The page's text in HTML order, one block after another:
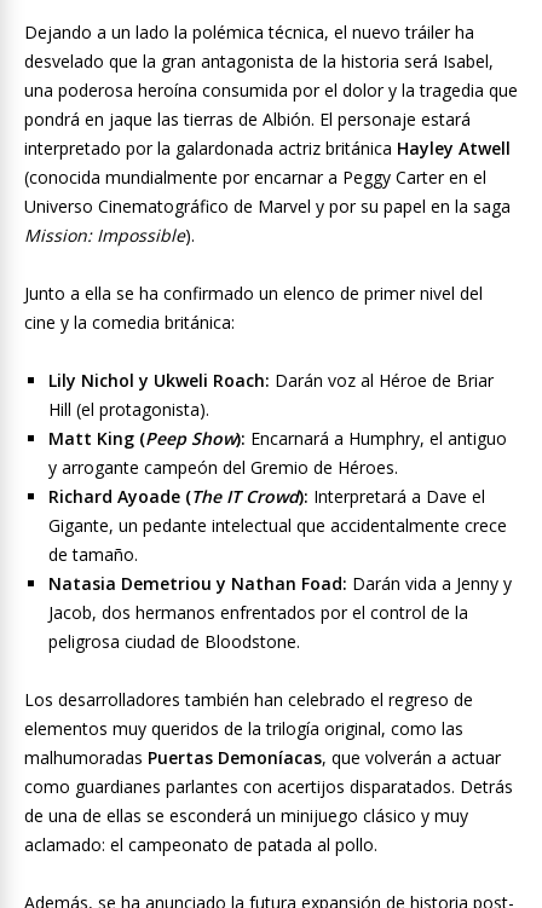
Dejando a un lado la polémica técnica, el nuevo tráiler ha
desvelado que la gran antagonista de la historia será Isabel,
una poderosa heroína consumida por el dolor y la tragedia que
pondrá en jaque las tierras de Albión. El personaje estará
interpretado por la galardonada actriz británica Hayley Atwell
(conocida mundialmente por encarnar a Peggy Carter en el
Universo Cinematográfico de Marvel y por su papel en la saga
Mission: Impossible).
Junto a ella se ha confirmado un elenco de primer nivel del
cine y la comedia británica:
Lily Nichol y Ukweli Roach: Darán voz al Héroe de Briar
Hill (el protagonista).
Matt King (Peep Show): Encarnará a Humphry, el antiguo
y arrogante campeón del Gremio de Héroes.
Richard Ayoade (The IT Crowd): Interpretará a Dave el
Gigante, un pedante intelectual que accidentalmente crece
de tamaño.
Natasia Demetriou y Nathan Foad: Darán vida a Jenny y
Jacob, dos hermanos enfrentados por el control de la
peligrosa ciudad de Bloodstone.
Los desarrolladores también han celebrado el regreso de
elementos muy queridos de la trilogía original, como las
malhumoradas Puertas Demoníacas, que volverán a actuar
como guardianes parlantes con acertijos disparatados. Detrás
de una de ellas se esconderá un minijuego clásico y muy
aclamado: el campeonato de patada al pollo.
Además, se ha anunciado la futura expansión de historia post-